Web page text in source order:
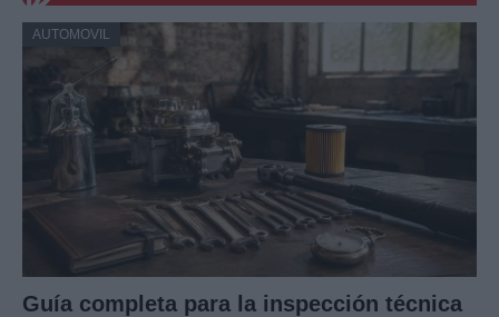
AUTOMOVIL
Guía completa para la inspección técnica